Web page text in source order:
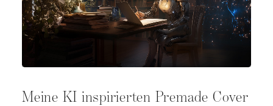
Meine KI inspirierten Premade Cover